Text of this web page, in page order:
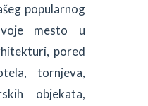
popularnog
mesto u
pored
tornjeva,
objekata,